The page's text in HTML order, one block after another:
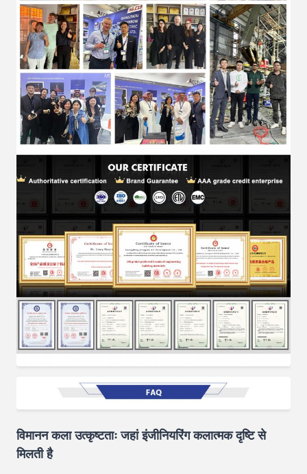
विमानन कला उत्कृष्टताः जहां इंजीनियरिंग कलात्मक दृष्टि से
मिलती है